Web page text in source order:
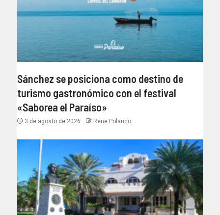
Sánchez se posiciona como destino de
turismo gastronómico con el festival
«Saborea el Paraíso»
3 de agosto de 2026 Rene Polanco